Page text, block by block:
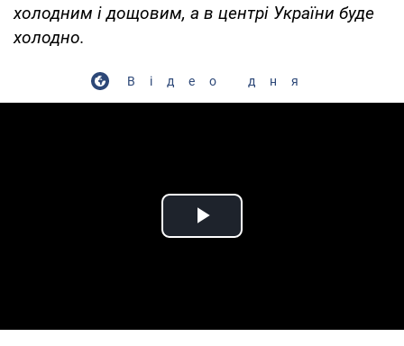
холодним і дощовим, а в центрі України буде
холодно.
Відео дня
Play Video